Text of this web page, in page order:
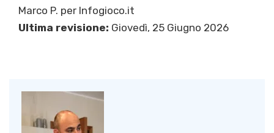
Marco P. per Infogioco.it
Ultima revisione: Giovedì, 25 Giugno 2026